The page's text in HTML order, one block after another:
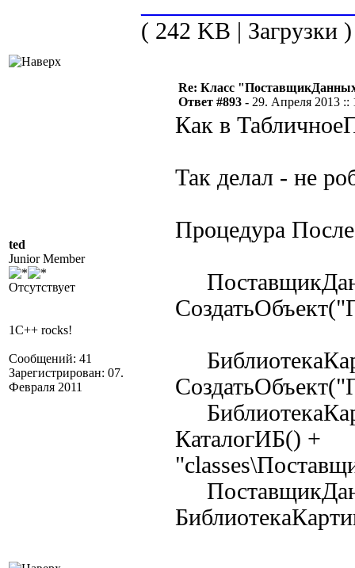
( 242 KB | Загрузки )
ted
Junior Member
Отсутствует
1C++ rocks!
Сообщений: 41
Зарегистрирован: 07.
Февраля 2011
Re: Класс
Ответ #893 - 29. Апреля 2013 ::
Как в
Так делал - не
Процедура
КаталогИБ() +